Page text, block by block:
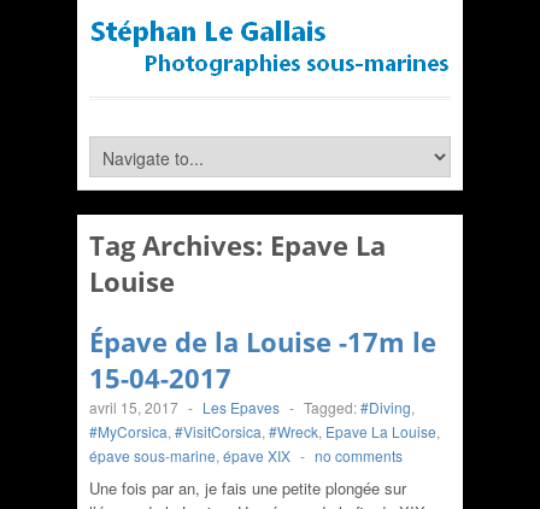
Tag Archives: Epave La
Louise
Épave de la Louise -17m le
15-04-2017
avril 15, 2017 - Les Epaves - Tagged:#Diving,
#MyCorsica, #VisitCorsica, #Wreck, Epave La Louise,
épave sous-marine, épave XIX - no comments
Une fois par an, je fais une petite plongée sur